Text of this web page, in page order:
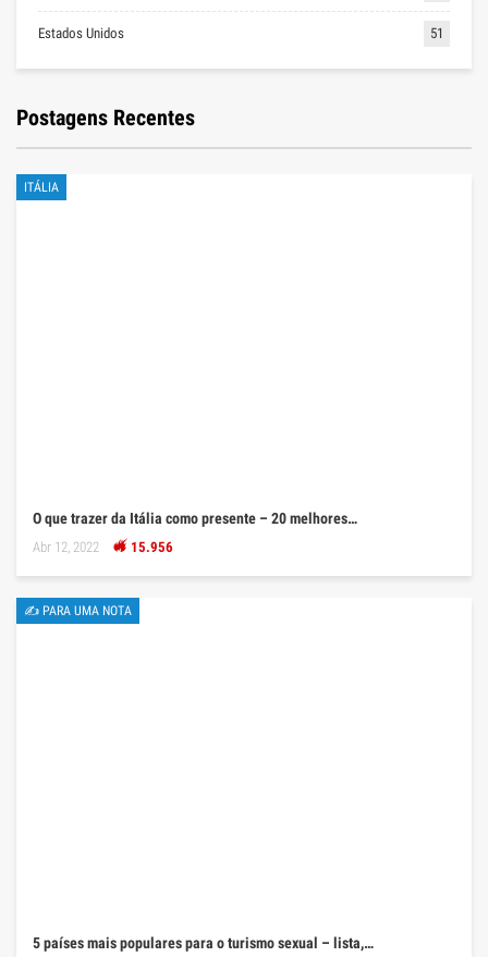
Estados Unidos 51
Postagens Recentes
ITÁLIA
O que trazer da Itália como presente – 20 melhores…
Abr 12, 2022 15.956
✍ PARA UMA NOTA
5 países mais populares para o turismo sexual – lista,…